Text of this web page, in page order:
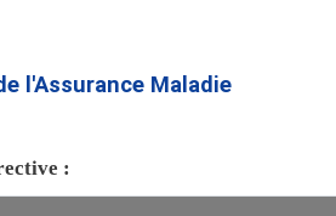
contenu
l'Assurance Maladie
: